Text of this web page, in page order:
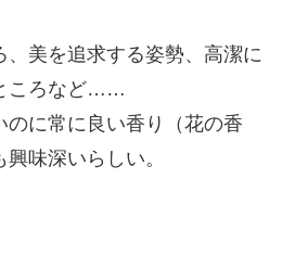
、美を追求する姿勢、高潔に
ころなど……
のに常に良い香り（花の香
味深いらしい。